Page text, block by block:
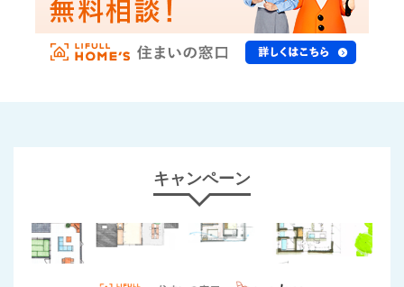
キャンペーン